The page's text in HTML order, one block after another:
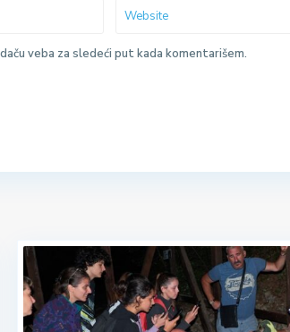
veba za sledeći put kada komentarišem.